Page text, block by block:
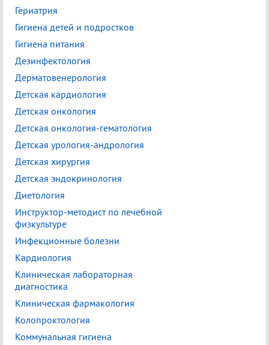
Гериатрия
Гигиена детей и подростков
Гигиена питания
Дезинфектология
Дерматовенерология
Детская кардиология
Детская онкология
Детская онкология-гематология
Детская урология-андрология
Детская хирургия
Детская эндокринология
Диетология
Инструктор-методист по лечебной
физкультуре
Инфекционные болезни
Кардиология
Клиническая лабораторная
диагностика
Клиническая фармакология
Колопроктология
Коммунальная гигиена